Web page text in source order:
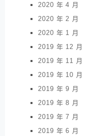
2020 年 4 月
2020 年 2 月
2020 年 1 月
2019 年 12 月
2019 年 11 月
2019 年 10 月
2019 年 9 月
2019 年 8 月
2019 年 7 月
2019 年 6 月